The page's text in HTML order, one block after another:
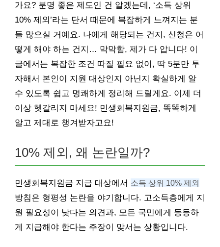
가요? 분명 좋은 제도인 건 알겠는데, ‘소득 상위
10% 제외’라는 단서 때문에 복잡하게 느껴지는 분
들 많으실 거예요. 나에게 해당되는 건지, 신청은 어
떻게 해야 하는 건지… 막막함, 제가 다 압니다! 이
글에서는 복잡한 조건 따질 필요 없이, 딱 5분만 투
자해서 본인이 지원 대상인지 아닌지 확실하게 알
수 있도록 쉽고 명쾌하게 정리해 드릴게요. 이제 더
이상 헷갈리지 마세요! 민생회복지원금, 똑똑하게
알고 제대로 챙겨받자고요!
10% 제외, 왜 논란일까?
민생회복지원금 지급 대상에서 소득 상위 10% 제외
방침은 형평성 논란을 야기합니다. 고소득층에게 지
원 필요성이 낮다는 의견과, 모든 국민에게 동등하
게 지급해야 한다는 주장이 맞서는 상황입니다.